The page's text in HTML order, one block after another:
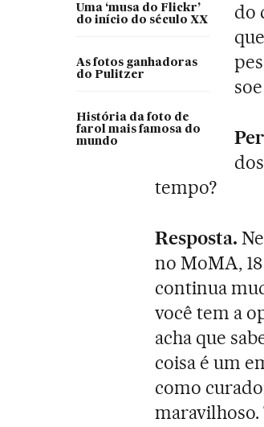
Uma ‘musa do Flickr’
do início do século XX
As fotos ganhadoras
do Pulitzer
História da foto de
farol mais famosa do
mundo
do
tempo?
Resposta.
no MoMA,
continua
você tem a
acha que
coisa é um
como
maravilhoso.